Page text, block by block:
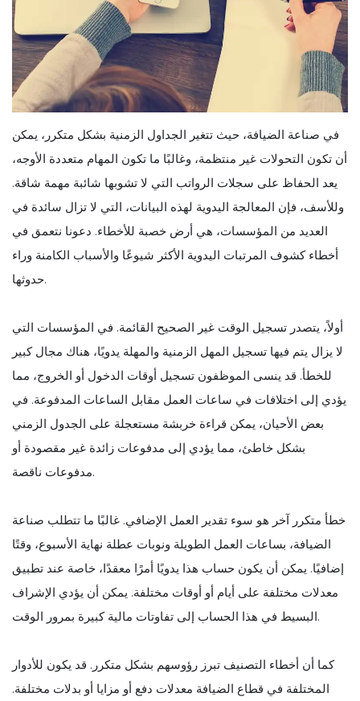
في صناعة الضيافة، حيث تتغير الجداول الزمنية بشكل متكرر، يمكن
أن تكون التحولات غير منتظمة، وغالبًا ما تكون المهام متعددة الأوجه،
يعد الحفاظ على سجلات الرواتب التي لا تشوبها شائبة مهمة شاقة.
وللأسف، فإن المعالجة اليدوية لهذه البيانات، التي لا تزال سائدة في
العديد من المؤسسات، هي أرض خصبة للأخطاء. دعونا نتعمق في
أخطاء كشوف المرتبات اليدوية الأكثر شيوعًا والأسباب الكامنة وراء
حدوثها.
أولاً، يتصدر تسجيل الوقت غير الصحيح القائمة. في المؤسسات التي
لا يزال يتم فيها تسجيل المهل الزمنية والمهلة يدويًا، هناك مجال كبير
للخطأ. قد ينسى الموظفون تسجيل أوقات الدخول أو الخروج، مما
يؤدي إلى اختلافات في ساعات العمل مقابل الساعات المدفوعة. في
بعض الأحيان، يمكن قراءة خربشة مستعجلة على الجدول الزمني
بشكل خاطئ، مما يؤدي إلى مدفوعات زائدة غير مقصودة أو
مدفوعات ناقصة.
خطأ متكرر آخر هو سوء تقدير العمل الإضافي. غالبًا ما تتطلب صناعة
الضيافة، بساعات العمل الطويلة ونوبات عطلة نهاية الأسبوع، وقتًا
إضافيًا. يمكن أن يكون حساب هذا يدويًا أمرًا معقدًا، خاصة عند تطبيق
معدلات مختلفة على أيام أو أوقات مختلفة. يمكن أن يؤدي الإشراف
البسيط في هذا الحساب إلى تفاوتات مالية كبيرة بمرور الوقت.
كما أن أخطاء التصنيف تبرز رؤوسهم بشكل متكرر. قد يكون للأدوار
المختلفة في قطاع الضيافة معدلات دفع أو مزايا أو بدلات مختلفة.